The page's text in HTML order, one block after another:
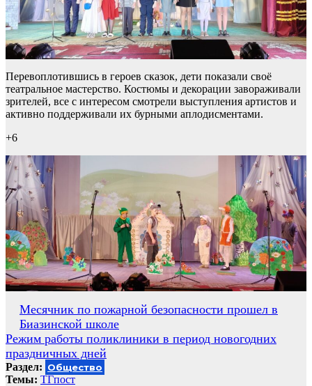
Перевоплотившись в героев сказок, дети показали своё
театральное мастерство. Костюмы и декорации завораживали
зрителей, все с интересом смотрели выступления артистов и
активно поддерживали их бурными аплодисментами.
+6
Навигация
по
записям
Месячник по пожарной безопасности прошел в
Биазинской школе
Режим работы поликлиники в период новогодних
праздничных дней
Раздел: Общество
Темы: ТГпост